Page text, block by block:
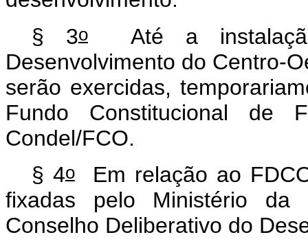
§ 3oAté a instalação
Desenvolvimento do Centro-
serão exercidas,
Fundo Constitucional de
Condel/FCO.
§ 4oEm relação ao
fixadas pelo Ministério da
Conselho Deliberativo do